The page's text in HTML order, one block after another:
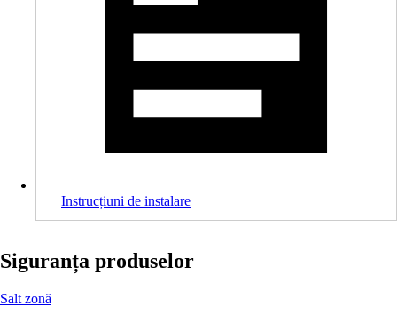
Instrucțiuni de instalare
Siguranța produselor
Salt zonă